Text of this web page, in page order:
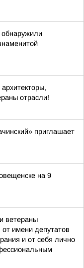
обнаружили
отрасли!
приглашает
на 9
ветераны
имени депутатов
и от себя лично